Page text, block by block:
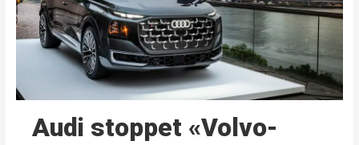
Audi stoppet «Volvo-